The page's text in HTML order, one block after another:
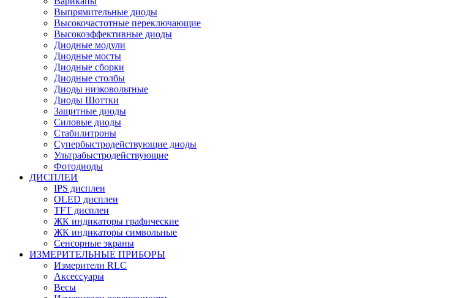
Выпрямительные диоды
Высокочастотные переключающие
Высокоэффективные диоды
Диодные модули
Диодные мосты
Диодные сборки
Диодные столбы
Диоды низковольтные
Диоды Шоттки
Защитные диоды
Силовые диоды
Стабилитроны
Супербыстродействующие диоды
Ультрабыстродействующие
Фотодиоды
ДИСПЛЕИ
IPS дисплеи
OLED дисплеи
TFT дисплеи
ЖК индикаторы графические
ЖК индикаторы символьные
Сенсорные экраны
ИЗМЕРИТЕЛЬНЫЕ ПРИБОРЫ
Измерители RLC
Аксессуары
Весы